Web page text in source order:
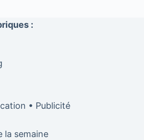
:
• Publicité
la semaine